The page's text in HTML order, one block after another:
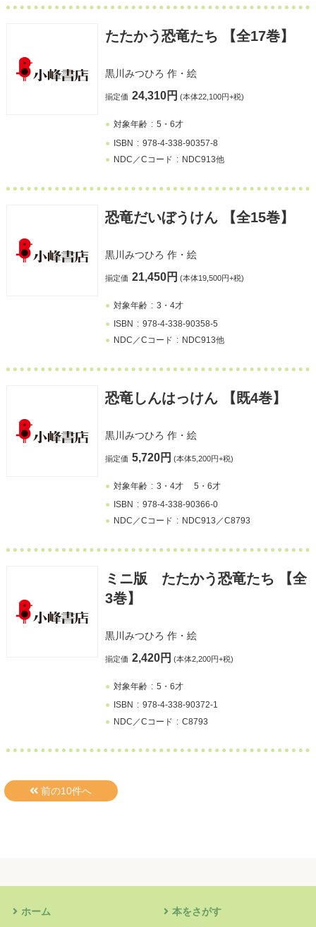
たたかう恐竜たち 【全17巻】
黒川みつひろ 作・絵
揃定価 24,310円 (本体22,100円+税)
対象年齢
5・6才
ISBN
978-4-338-90357-8
NDC／Cコード
NDC913他
恐竜だいぼうけん 【全15巻】
黒川みつひろ 作・絵
揃定価 21,450円 (本体19,500円+税)
対象年齢
3・4才
ISBN
978-4-338-90358-5
NDC／Cコード
NDC913他
恐竜しんはっけん 【既4巻】
黒川みつひろ 作・絵
揃定価 5,720円 (本体5,200円+税)
対象年齢 3・4才
5・6才
ISBN
978-4-338-90366-0
NDC／Cコード
NDC913／C8793
ミニ版 たたかう恐竜たち 【全
3巻】
黒川みつひろ 作・絵
揃定価 2,420円 (本体2,200円+税)
対象年齢
5・6才
ISBN
978-4-338-90372-1
NDC／Cコード
C8793
ホーム 本をさがす